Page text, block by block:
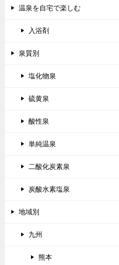
温泉を自宅で楽しむ
入浴剤
泉質別
塩化物泉
硫黄泉
酸性泉
単純温泉
二酸化炭素泉
炭酸水素塩泉
地域別
九州
熊本